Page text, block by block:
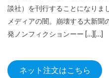
談社）を刊行することになりま
メディアの闇。崩壊する大新
発ノンフィクションーー […][…]
ネット注文はこちら